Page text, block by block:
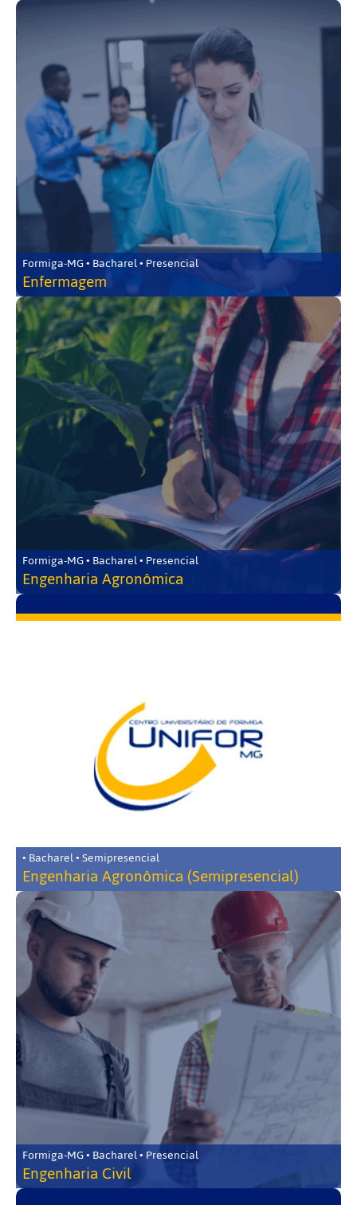
Formiga-MG • Bacharel • Presencial
Enfermagem
Formiga-MG • Bacharel • Presencial
Engenharia Agronômica
• Bacharel • Semipresencial
Engenharia Agronômica (Semipresencial)
Formiga-MG • Bacharel • Presencial
Engenharia Civil